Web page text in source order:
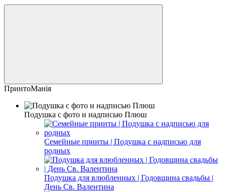
ПринтоМанія
Подушка с фото и надписью Плюш
Семейные принты | Подушка с надписью для
родных
Подушка для влюбленных | Годовщина свадьбы |
День Св. Валентина